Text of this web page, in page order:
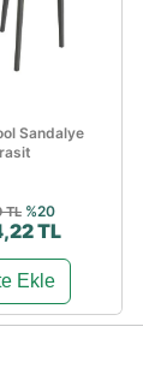
Sandalye
TL %20
TL
Ekle